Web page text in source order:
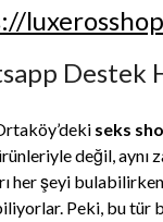
Destek
seks
değil, aynı
her şeyi
Peki, bu tür